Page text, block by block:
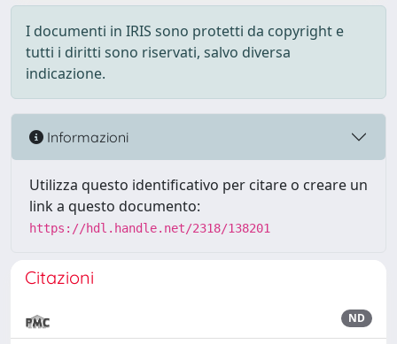
I documenti in IRIS sono protetti da copyright e
tutti i diritti sono riservati, salvo diversa
indicazione.
Informazioni
Utilizza questo identificativo per citare o creare un
link a questo documento:
https://hdl.handle.net/2318/138201
Citazioni
ND